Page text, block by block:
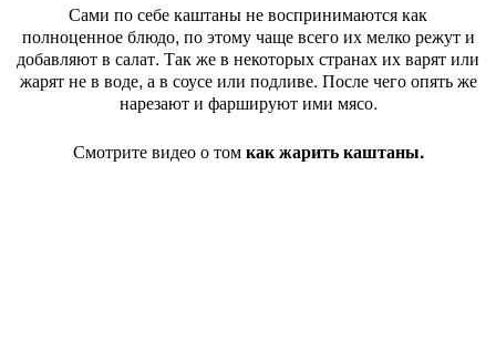
Сами по себе каштаны не воспринимаются как
полноценное блюдо, по этому чаще всего их мелко режут и
добавляют в салат. Так же в некоторых странах их варят или
жарят не в воде, а в соусе или подливе. После чего опять же
нарезают и фаршируют ими мясо.
Смотрите видео о томкак жарить каштаны.